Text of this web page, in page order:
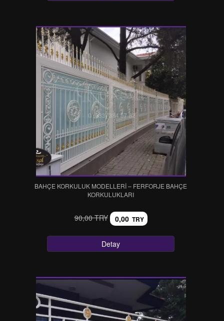
BAHÇE KORKULUK MODELLERİ – FERFORJE BAHÇE
KORKULUKLARI
90,00 TRY 0,00 TRY
Detay